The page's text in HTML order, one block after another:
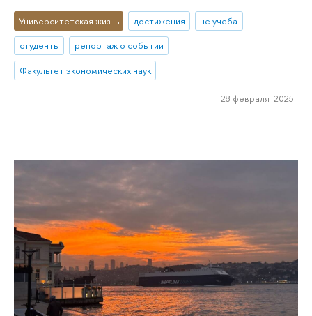
Университетская жизнь достижения
не учеба
студенты
репортаж о событии
Факультет экономических наук
28 февраля 2025